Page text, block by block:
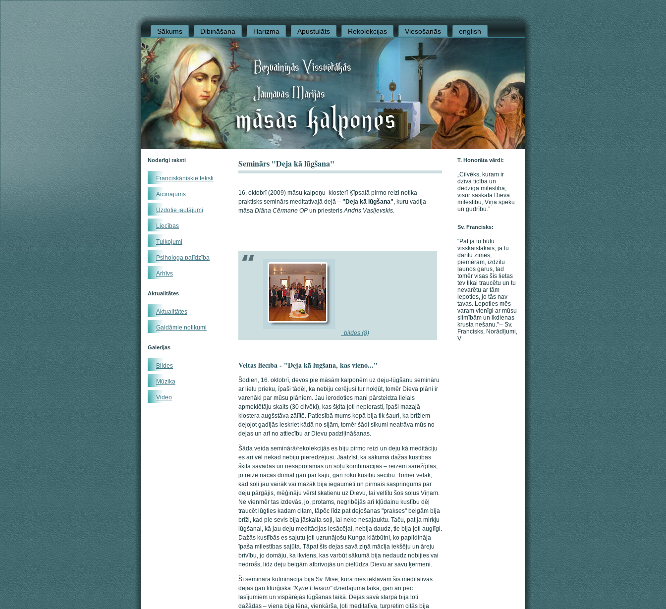
Sākums Dibināšana Harizma Apustulāts Rekolekcijas Viesošanās english
Noderīgi raksti
Franciskāniskie teksti
Aicinājums
Uzdotie jautājumi
Liecības
Tulkojumi
Psihologa palīdzība
Arhīvs
Aktualitātes
Aktualitātes
Gaidāmie notikumi
Galerijas
Bildes
Mūzika
Video
Seminārs "Deja kā lūgšana"
16. oktobrī (2009) māsu kalpoņu klosterī Ķīpsalā pirmo reizi notika
praktisks seminārs meditatīvajā dejā – "Deja kā lūgšana", kuru vadīja
māsa Diāna Cērmane OP un priesterisAndris Vasiļevskis.
bildes (8)
Veltas liecība - "Deja kā lūgšana, kas vieno..."
Šodien, 16. oktobrī, devos pie māsām kalponēm uz deju-lūgšanu semināru
ar lielu prieku, īpaši tādēļ, ka nebiju cerējusi tur nokļūt, tomēr Dieva plāni ir
varenāki par mūsu plāniem. Jau ierodoties mani pārsteidza lielais
apmeklētāju skaits (30 cilvēki), kas šķita ļoti nepierasti, īpaši mazajā
klostera augšstāva zālītē. Patiesībā mums kopā bija tik šauri, ka brīžiem
dejojot gadījās ieskriet kādā no sijām, tomēr šādi sīkumi neatrāva mūs no
dejas un arī no attiecību ar Dievu padziļināšanas.
Šāda veida seminārā/rekolekcijās es biju pirmo reizi un deju kā meditāciju
es arī vēl nekad nebiju pieredzējusi. Jāatzīst, ka sākumā dažas kustības
šķita savādas un nesaprotamas un soļu kombinācijas – reizēm sarežģītas,
jo reizē nācās domāt gan par kāju, gan roku kusību secību. Tomēr vēlāk,
kad soļi jau vairāk vai mazāk bija iegaumēti un pirmais saspringums par
deju pārgājis, mēģināju vērst skatienu uz Dievu, lai veltītu šos soļus Viņam.
Ne vienmēr tas izdevās, jo, protams, negribējās arī kļūdainu kustību dēļ
traucēt lūgties kadam citam, tāpēc līdz pat dejošanas "prakses" beigām bija
brīži, kad pie sevis bija jāskaita soļi, lai neko nesajauktu. Taču, pat ja mirkļu
lūgšanai, kā jau deju meditācijas iesācējai, nebija daudz, tie bija ļoti auglīgi.
Dažās kustībās es sajutu ļoti uzrunājošu Kunga klātbūtni, ko papildināja
īpaša mīlestības sajūta. Tāpat šīs dejas savā ziņā mācīja iekšēju un āreju
brīvību, jo domāju, ka ikviens, kas varbūt sākumā bija nedaudz nobijies vai
nedrošs, līdz deju beigām atbrīvojās un pielūdza Dievu ar savu ķermeni.
Šī semināra kulminācija bija Sv. Mise, kurā mēs iekļāvām šīs meditatīvās
dejas gan liturģiskā "Kyrie Eleison"dziedājuma laikā, gan arī pēc
lasījumiem un vispārējās lūgšanas laikā. Dejas savā starpā bija ļoti
dažādas – viena bija lēna, vienkārša, ļoti meditatīva, turpretim citās bija
T. Honorāta vārdi:
„Cilvēks, kuram ir
dzīva ticība un
dedzīga mīlestība,
visur saskata Dieva
mīlestību, Viņa spēku
un gudrību.”
Sv. Francisks:
"Pat ja tu būtu
visskaistākais, ja tu
darītu zīmes,
piemēram, izdzītu
ļaunos garus, tad
tomēr visas šīs lietas
tev tikai traucētu un tu
nevarētu ar tām
lepoties, jo tās nav
tavas. Lepoties mēs
varam vienīgi ar mūsu
slimībām un ikdienas
krusta nešanu."-- Sv.
Francisks, Norādījumi,
V